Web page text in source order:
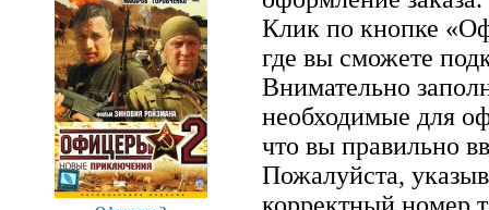
Клик по кнопке
где вы сможете
Внимательно
необходимые для
что вы правильно
Пожалуйста,